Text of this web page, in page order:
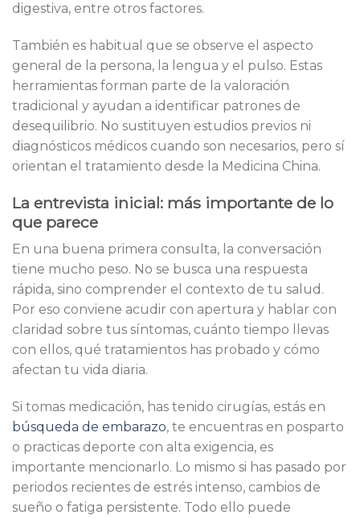
digestiva, entre otros factores.
También es habitual que se observe el aspecto
general de la persona, la lengua y el pulso. Estas
herramientas forman parte de la valoración
tradicional y ayudan a identificar patrones de
desequilibrio. No sustituyen estudios previos ni
diagnósticos médicos cuando son necesarios, pero sí
orientan el tratamiento desde la Medicina China.
La entrevista inicial: más importante de lo
que parece
En una buena primera consulta, la conversación
tiene mucho peso. No se busca una respuesta
rápida, sino comprender el contexto de tu salud.
Por eso conviene acudir con apertura y hablar con
claridad sobre tus síntomas, cuánto tiempo llevas
con ellos, qué tratamientos has probado y cómo
afectan tu vida diaria.
Si tomas medicación, has tenido cirugías, estás en
búsqueda de embarazo, te encuentras en posparto
o practicas deporte con alta exigencia, es
importante mencionarlo. Lo mismo si has pasado por
periodos recientes de estrés intenso, cambios de
sueño o fatiga persistente. Todo ello puede